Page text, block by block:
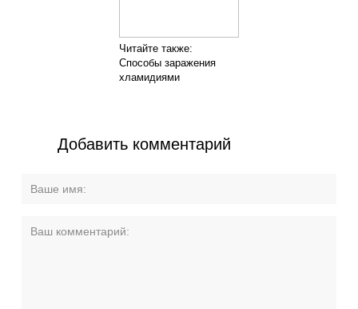
Читайте также:
Способы заражения
хламидиями
Добавить комментарий